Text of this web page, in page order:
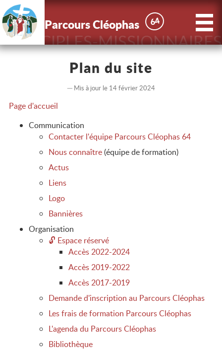
Parcours
Cléophas
64
X
Le Parcours
connaître
Contact
Inscriptions
2026-2028
DISCIPLES-MISSIONNAIRES
Parcours Cléophas 64
Plan du site
Mis à jour le 14 février 2024
Page d'accueil
Communication
Contacter l'équipe Parcours Cléophas 64
Nous connaître(équipe de formation)
Actus
Liens
Logo
Bannières
Organisation
🔓 Espace réservé
Accès 2022-2024
Accès 2019-2022
Accès 2017-2019
Demande d'inscription au Parcours Cléophas
Les frais de formation Parcours Cléophas
L'agenda du Parcours Cléophas
Bibliothèque